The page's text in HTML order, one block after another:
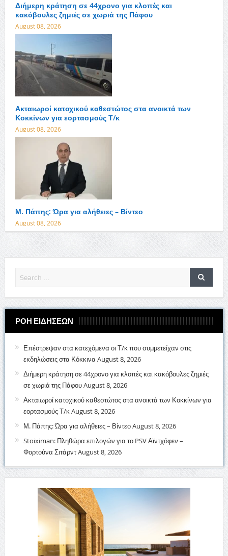
Διήμερη κράτηση σε 44χρονο για κλοπές και
κακόβουλες ζημιές σε χωριά της Πάφου
August 08, 2026
Ακταιωροί κατοχικού καθεστώτος στα ανοικτά των
Κοκκίνων για εορτασμούς Τ/κ
August 08, 2026
Μ. Πάπης: Ώρα για αλήθειες – Βίντεο
August 08, 2026
ΡΟΗ ΕΙΔΗΣΕΩΝ
Επέστρεψαν στα κατεχόμενα οι Τ/κ που συμμετείχαν στις
εκδηλώσεις στα Κόκκινα August 8, 2026
Διήμερη κράτηση σε 44χρονο για κλοπές και κακόβουλες ζημιές
σε χωριά της ΠάφουAugust 8, 2026
Ακταιωροί κατοχικού καθεστώτος στα ανοικτά των Κοκκίνων για
εορτασμούς Τ/κAugust 8, 2026
Μ. Πάπης: Ώρα για αλήθειες – ΒίντεοAugust 8, 2026
Stoiximan: Πληθώρα επιλογών για το PSV Αϊντχόφεν –
Φορτούνα ΣιτάρντAugust 8, 2026